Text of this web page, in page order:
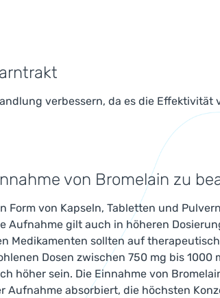
verbessern, da es die Effektivität
von Bromelain zu
Form von Kapseln, Tabletten und
Aufnahme gilt auch in höheren
Medikamenten sollten auf
Dosen zwischen 750 mg bis
höher sein. Die Einnahme von
Aufnahme absorbiert, die höchsten